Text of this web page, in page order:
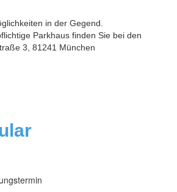
in der Gegend.
Parkhaus finden Sie bei den
3, 81241 München